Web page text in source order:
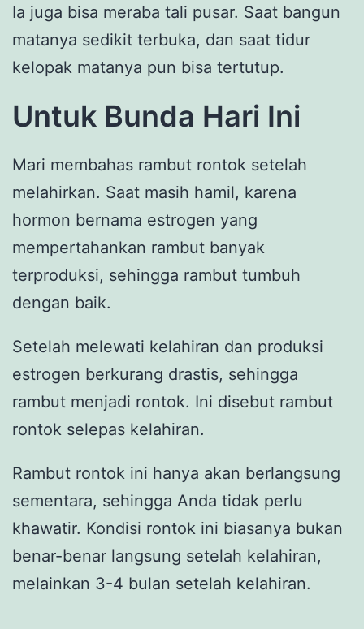
Ia juga bisa meraba tali pusar. Saat bangun
matanya sedikit terbuka, dan saat tidur
kelopak matanya pun bisa tertutup.
Untuk Bunda Hari Ini
Mari membahas rambut rontok setelah
melahirkan. Saat masih hamil, karena
hormon bernama estrogen yang
mempertahankan rambut banyak
terproduksi, sehingga rambut tumbuh
dengan baik.
Setelah melewati kelahiran dan produksi
estrogen berkurang drastis, sehingga
rambut menjadi rontok. Ini disebut rambut
rontok selepas kelahiran.
Rambut rontok ini hanya akan berlangsung
sementara, sehingga Anda tidak perlu
khawatir. Kondisi rontok ini biasanya bukan
benar-benar langsung setelah kelahiran,
melainkan 3-4 bulan setelah kelahiran.